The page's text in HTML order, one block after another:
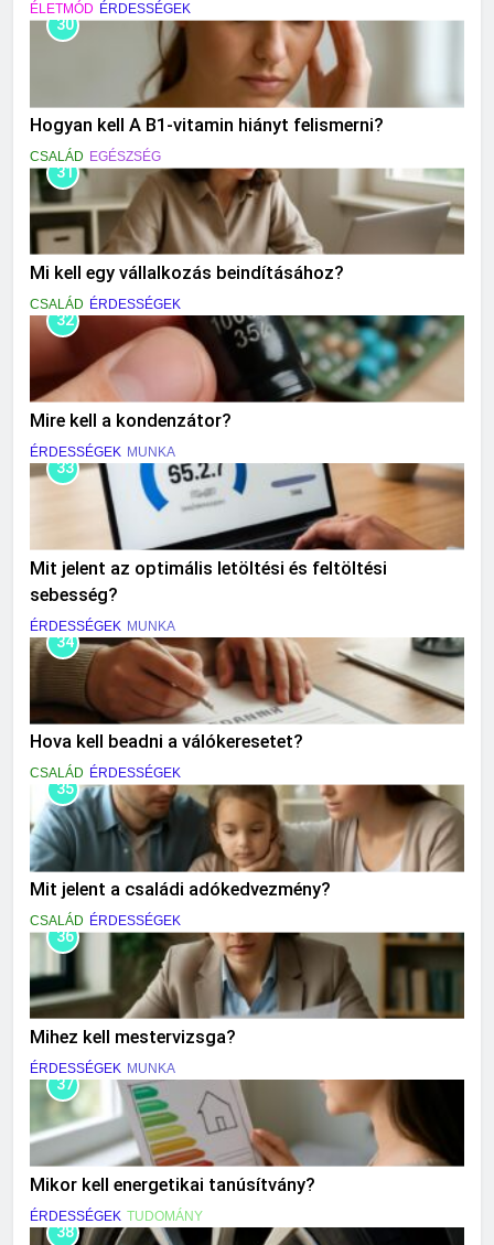
ÉLETMÓD ÉRDESSÉGEK
30
Hogyan kell A B1-vitamin hiányt felismerni?
CSALÁD EGÉSZSÉG
31
Mi kell egy vállalkozás beindításához?
CSALÁD ÉRDESSÉGEK
32
Mire kell a kondenzátor?
ÉRDESSÉGEK MUNKA
33
Mit jelent az optimális letöltési és feltöltési
sebesség?
ÉRDESSÉGEK MUNKA
34
Hova kell beadni a válókeresetet?
CSALÁD ÉRDESSÉGEK
35
Mit jelent a családi adókedvezmény?
CSALÁD ÉRDESSÉGEK
36
Mihez kell mestervizsga?
ÉRDESSÉGEK MUNKA
37
Mikor kell energetikai tanúsítvány?
ÉRDESSÉGEK TUDOMÁNY
38